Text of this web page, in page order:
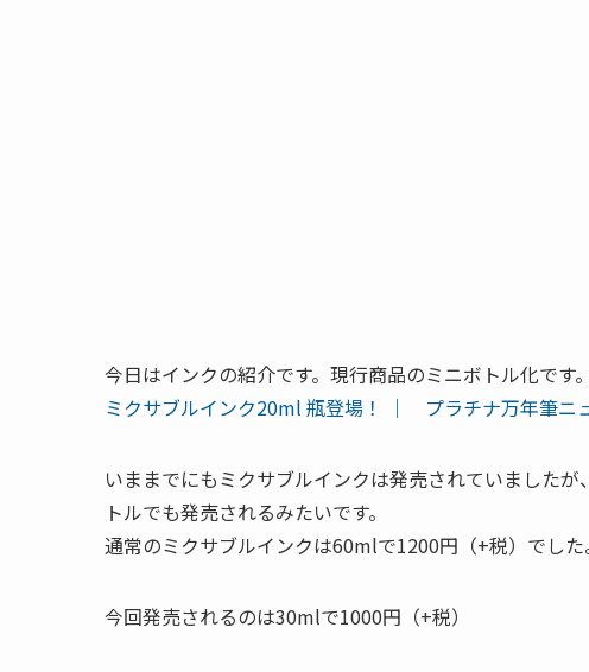
今日はインクの紹介です。現行商品のミニボトル化です。
ミクサブルインク20ml 瓶登場！ ｜ プラチナ万年筆ニ
いままでにもミクサブルインクは発売されていました
トルでも発売されるみたいです。
通常のミクサブルインクは60mlで1200円（+税）でした
今回発売されるのは30mlで1000円（+税）